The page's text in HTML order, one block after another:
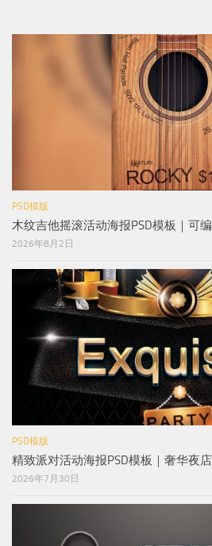
PSD模版
木纹吉他摇滚活动海报PSD模板｜可
2026年8月2日
PSD模版
精致派对活动海报PSD模板｜奢华夜
2026年7月30日